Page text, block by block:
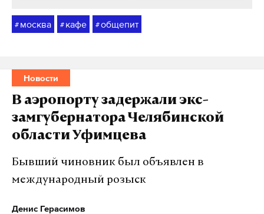
# москва # кафе #общепит
Новости
В аэропорту задержали экс-
замгубернатора Челябинской
области Уфимцева
Бывший чиновник был объявлен в
международный розыск
Денис Герасимов